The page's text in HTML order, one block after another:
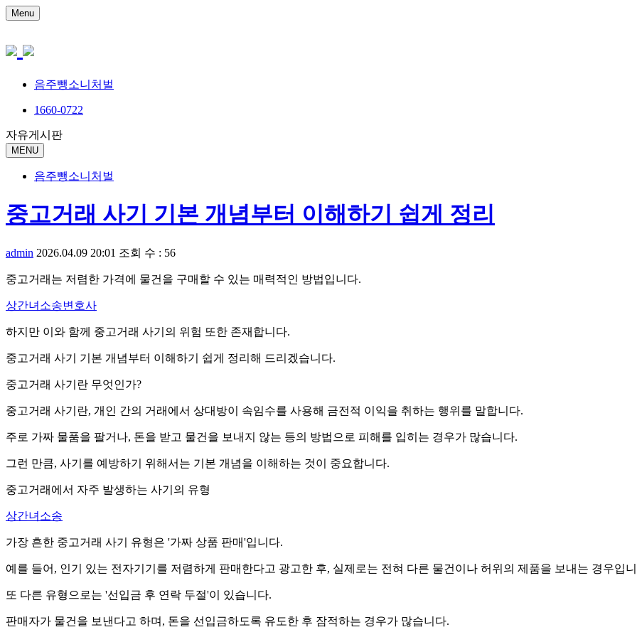
Menu
음주뺑소니처벌
1660-0722
자유게시판
MENU
음주뺑소니처벌
중고거래 사기 기본 개념부터 이해하기 쉽게 정리
admin 2026.04.09 20:01 조회 수 : 56
중고거래는 저렴한 가격에 물건을 구매할 수 있는 매력적인 방법입니다.
상간녀소송변호사
하지만 이와 함께 중고거래 사기의 위험 또한 존재합니다.
중고거래 사기 기본 개념부터 이해하기 쉽게 정리해 드리겠습니다.
중고거래 사기란 무엇인가?
중고거래 사기란, 개인 간의 거래에서 상대방이 속임수를 사용해 금전적 이익을 취하는 행위를 말합니다.
주로 가짜 물품을 팔거나, 돈을 받고 물건을 보내지 않는 등의 방법으로 피해를 입히는 경우가 많습니다.
그런 만큼, 사기를 예방하기 위해서는 기본 개념을 이해하는 것이 중요합니다.
중고거래에서 자주 발생하는 사기의 유형
상간녀소송
가장 흔한 중고거래 사기 유형은 '가짜 상품 판매'입니다.
예를 들어, 인기 있는 전자기기를 저렴하게 판매한다고 광고한 후, 실제로는 전혀 다른 물건이나 허위의 제품을 보내는 경우입
또 다른 유형으로는 '선입금 후 연락 두절'이 있습니다.
판매자가 물건을 보낸다고 하며, 돈을 선입금하도록 유도한 후 잠적하는 경우가 많습니다.